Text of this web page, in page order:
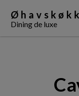
Dining de luxe